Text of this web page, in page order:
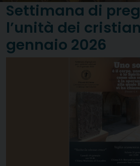
Settimana di
l’unità dei
gennaio 2026